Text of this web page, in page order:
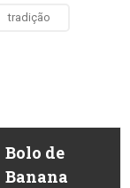
tradição
Bolo de
Banana